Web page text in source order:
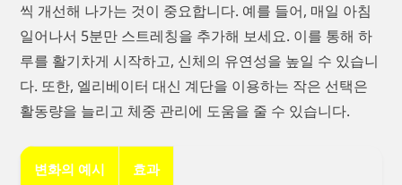
씩 개선해 나가는 것이 중요합니다. 예를 들어, 매일 아침
일어나서 5분만 스트레칭을 추가해 보세요. 이를 통해 하
루를 활기차게 시작하고, 신체의 유연성을 높일 수 있습니
다. 또한, 엘리베이터 대신 계단을 이용하는 작은 선택은
활동량을 늘리고 체중 관리에 도움을 줄 수 있습니다.
변화의 예시 효과